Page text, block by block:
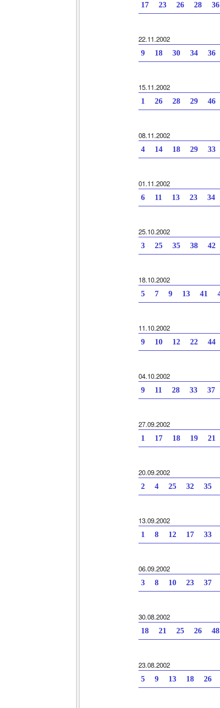
17 23 26 28
22.11.2002
9 18 30 34 36
15.11.2002
1 26 28 29 46
08.11.2002
4 14 18 29 33
01.11.2002
6 11 13 23 34
25.10.2002
3 25 35 38 42
18.10.2002
5 7 9 13 41
11.10.2002
9 10 12 22 44
04.10.2002
9 11 28 33 37
27.09.2002
1 17 18 19 21
20.09.2002
2 4 25 32 35
13.09.2002
1 8 12 17 33
06.09.2002
3 8 10 23 37
30.08.2002
18 21 25 26
23.08.2002
5 9 13 18 26